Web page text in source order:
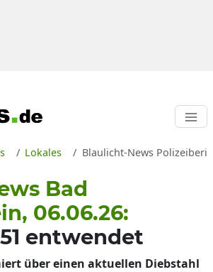
Lokales Blaulicht-News
Bad
06.06.26:
entwendet
über einen aktuellen Diebstahl